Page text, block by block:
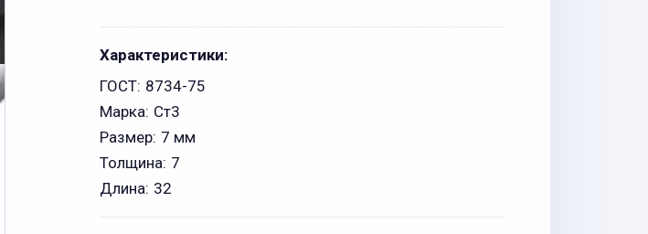
Характеристики:
ГОСТ: 8734-75
Марка: Ст3
Размер: 7 мм
Толщина: 7
Длина: 32